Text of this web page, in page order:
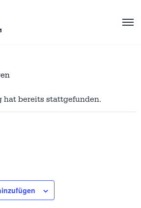
hat bereits stattgefunden.